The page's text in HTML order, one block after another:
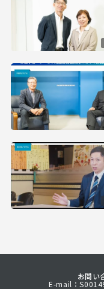
お問い
E-mail：